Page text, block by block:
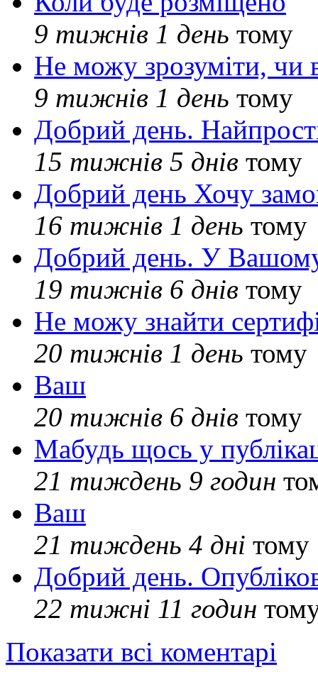
9 тижнів 1 день тому
Не можу зрозуміти, чи
9 тижнів 1 день тому
Добрий день.
15 тижнів 5 днів тому
Добрий день Хочу
16 тижнів 1 день тому
Добрий день. У Вашому
19 тижнів 6 днів тому
Не можу знайти
20 тижнів 1 день тому
Ваш
20 тижнів 6 днів тому
Мабудь щось у
21 тиждень 9 годин
Ваш
21 тиждень 4 дні тому
Добрий день.
22 тижні 11 годин
Показати всі коментарі